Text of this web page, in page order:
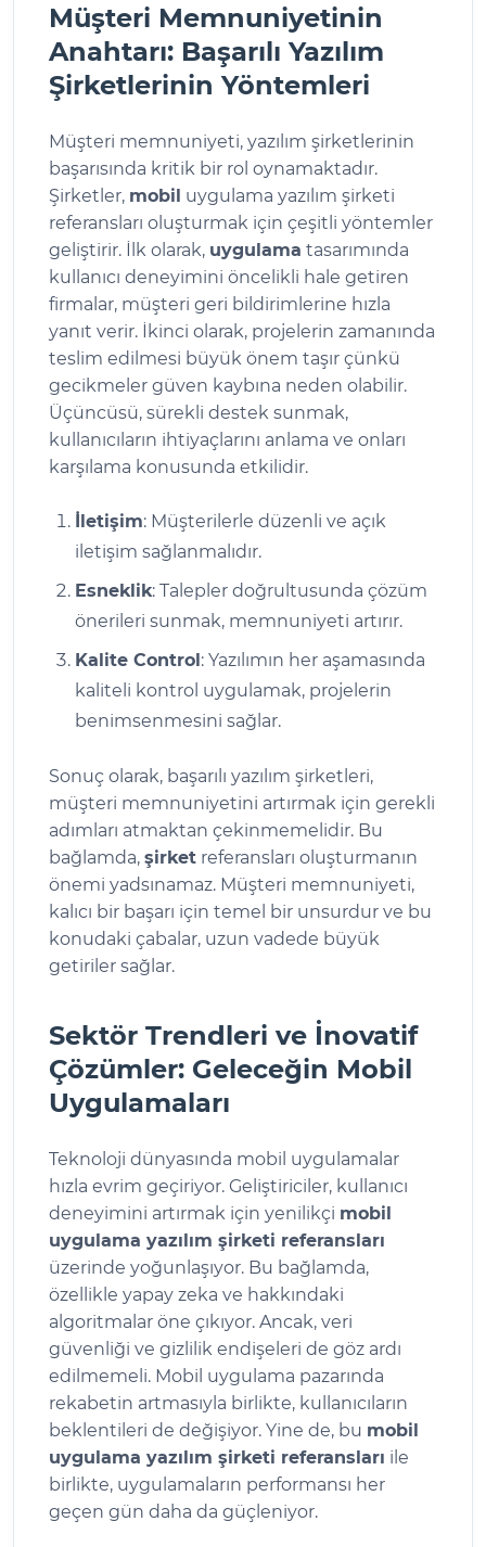
Müşteri Memnuniyetinin
Anahtarı: Başarılı Yazılım
Şirketlerinin Yöntemleri
Müşteri memnuniyeti, yazılım şirketlerinin
başarısında kritik bir rol oynamaktadır.
Şirketler, mobil uygulama yazılım şirketi
referansları oluşturmak için çeşitli yöntemler
geliştirir. İlk olarak, uygulama tasarımında
kullanıcı deneyimini öncelikli hale getiren
firmalar, müşteri geri bildirimlerine hızla
yanıt verir. İkinci olarak, projelerin zamanında
teslim edilmesi büyük önem taşır çünkü
gecikmeler güven kaybına neden olabilir.
Üçüncüsü, sürekli destek sunmak,
kullanıcıların ihtiyaçlarını anlama ve onları
karşılama konusunda etkilidir.
İletişim: Müşterilerle düzenli ve açık
iletişim sağlanmalıdır.
Esneklik: Talepler doğrultusunda çözüm
önerileri sunmak, memnuniyeti artırır.
Kalite Control: Yazılımın her aşamasında
kaliteli kontrol uygulamak, projelerin
benimsenmesini sağlar.
Sonuç olarak, başarılı yazılım şirketleri,
müşteri memnuniyetini artırmak için gerekli
adımları atmaktan çekinmemelidir. Bu
bağlamda, şirket referansları oluşturmanın
önemi yadsınamaz. Müşteri memnuniyeti,
kalıcı bir başarı için temel bir unsurdur ve bu
konudaki çabalar, uzun vadede büyük
getiriler sağlar.
Sektör Trendleri ve İnovatif
Çözümler: Geleceğin Mobil
Uygulamaları
Teknoloji dünyasında mobil uygulamalar
hızla evrim geçiriyor. Geliştiriciler, kullanıcı
deneyimini artırmak için yenilikçi mobil
uygulama yazılım şirketi referansları
üzerinde yoğunlaşıyor. Bu bağlamda,
özellikle yapay zeka ve hakkındaki
algoritmalar öne çıkıyor. Ancak, veri
güvenliği ve gizlilik endişeleri de göz ardı
edilmemeli. Mobil uygulama pazarında
rekabetin artmasıyla birlikte, kullanıcıların
beklentileri de değişiyor. Yine de, bu mobil
uygulama yazılım şirketi referansları ile
birlikte, uygulamaların performansı her
geçen gün daha da güçleniyor.